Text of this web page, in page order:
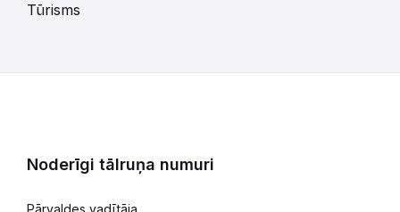
Tūrisms
Noderīgi tālruņa numuri
Pārvaldes vadītāja